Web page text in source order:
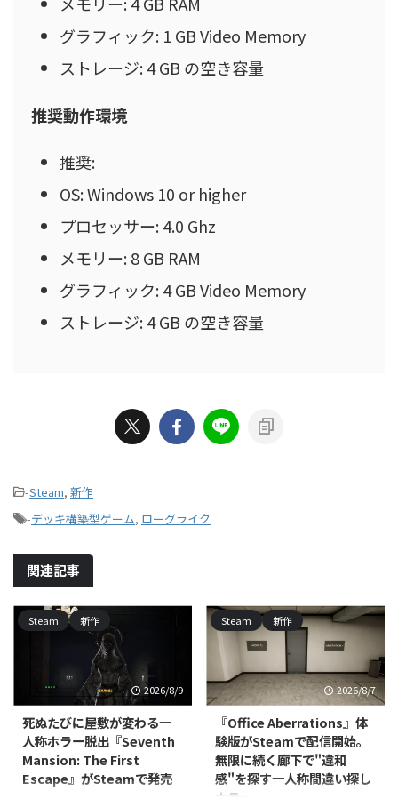
グラフィック: 1 GB Video Memory
ストレージ: 4 GB の空き容量
推奨動作環境
推奨:
OS: Windows 10 or higher
プロセッサー: 4.0 Ghz
メモリー: 8 GB RAM
グラフィック: 4 GB Video Memory
ストレージ: 4 GB の空き容量
-Steam, 新作
-デッキ構築型ゲーム, ローグライク
関連記事
Steam 新作
2026/8/9
死ぬたびに屋敷が変わる一
人称ホラー脱出『Seventh
Mansion: The First
Escape』がSteamで発売
Steam 新作
2026/8/7
『Office Aberrations』体
験版がSteamで配信開始。
無限に続く廊下で"違和
感"を探す一人称間違い探し
ホラー